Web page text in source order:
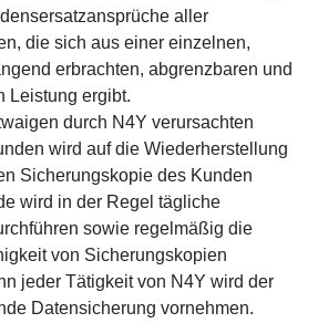
aller
die sich aus einer einzelnen,
erbrachten, abgrenzbaren und
Leistung ergibt.
durch N4Y verursachten
wird auf die Wiederherstellung
Sicherungskopie des Kunden
wird in der Regel tägliche
sowie regelmäßig die
von Sicherungskopien
jeder Tätigkeit von N4Y wird der
Datensicherung vornehmen.